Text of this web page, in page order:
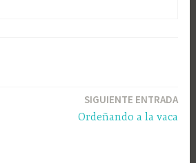
SIGUIENTE ENTRADA
Ordeñando a la vaca